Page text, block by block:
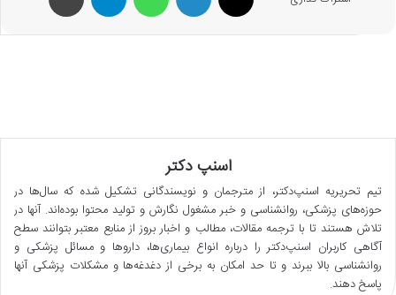
اسنپ دکتر
تیم تحریریه اسنپ‌دکتر، از مترجمان و نویسندگانی تشکیل شده که سال‌ها در
حوزه‌های پزشکی، روانشناسی و خبر مشغول نگارش و تولید محتوا بوده‌اند. آنها در
تلاش هستند تا با ترجمه مقالات، مطالب و اخبار بروز از منابع معتبر بتوانند سطح
آگاهی کاربران اسنپ‌دکتر را درباره انواع بیماری‌ها، داروها و مسائل پزشکی و
روانشناسی بالا ببرند و تا حد امکان به برخی از دغدغه‌ها و مشکلات پزشکی آنها
پاسخ دهند.